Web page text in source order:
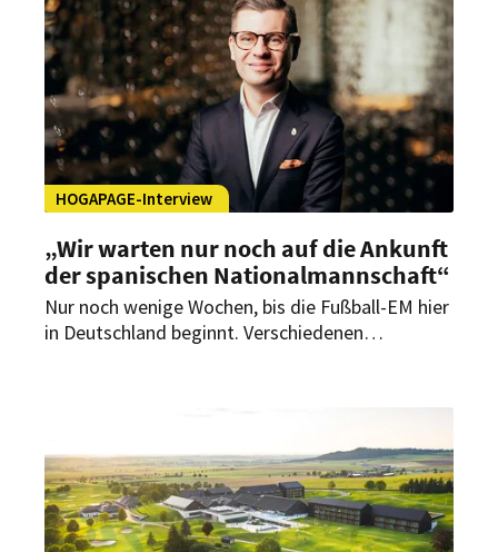
HOGAPAGE-Interview
„Wir warten nur noch auf die Ankunft
der spanischen Nationalmannschaft“
Nur noch wenige Wochen, bis die Fußball-EM hier
in Deutschland beginnt. Verschiedenen
verrät General Manager Michael Artner, warum
der Öschberghof bereits sehr gut auf die Ankunft
der spanischen Nationalmannschaft vorbereitet
ist.